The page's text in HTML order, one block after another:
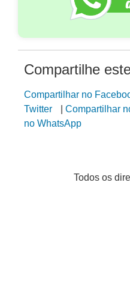
Compartilhe
Compartilhar no
Twitter
Compartilhar
no WhatsApp
Todos os